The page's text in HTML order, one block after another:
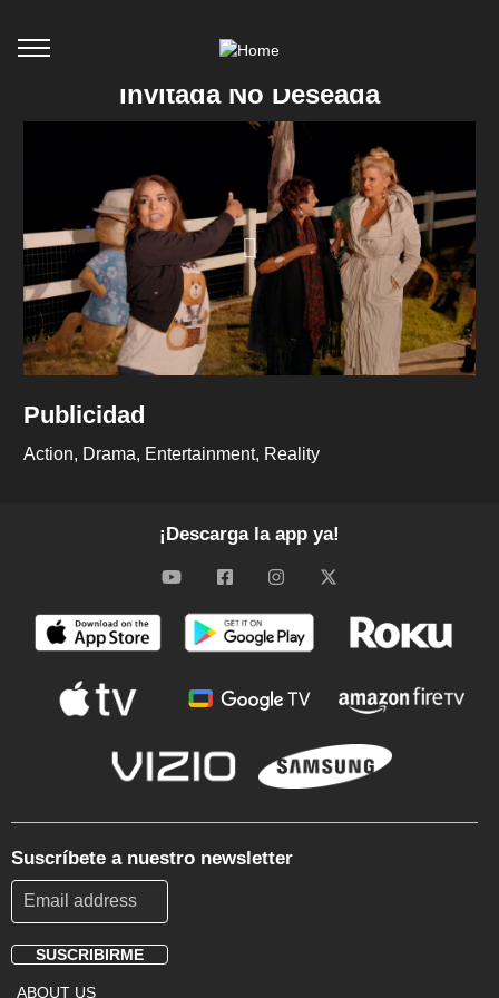
Invitada No Deseada
Publicidad
Action Drama Entertainment Reality
¡Descarga la app ya!
Suscríbete a nuestro newsletter
SUSCRIBIRME
ABOUT US